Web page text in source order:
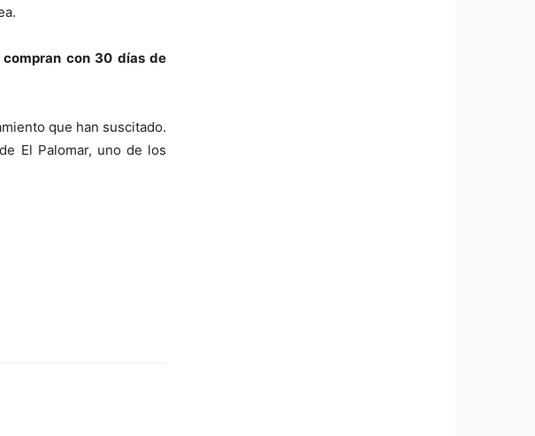
con 30 días de
que han suscitado.
El Palomar, uno de los